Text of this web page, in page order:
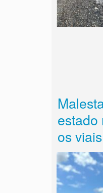
estado
os